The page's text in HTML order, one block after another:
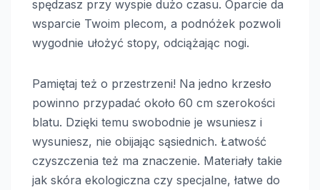
spędzasz przy wyspie dużo czasu. Oparcie da
wsparcie Twoim plecom, a podnóżek pozwoli
wygodnie ułożyć stopy, odciążając nogi.
Pamiętaj też o przestrzeni! Na jedno krzesło
powinno przypadać około 60 cm szerokości
blatu. Dzięki temu swobodnie je wsuniesz i
wysuniesz, nie obijając sąsiednich. Łatwość
czyszczenia też ma znaczenie. Materiały takie
jak skóra ekologiczna czy specjalne, łatwe do